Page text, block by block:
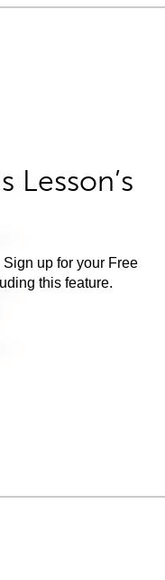
Lesson’s
up for your Free
this feature.